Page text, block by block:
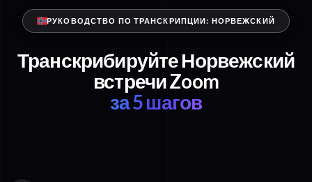
РУКОВОДСТВО ПО ТРАНСКРИПЦИИ: НОРВЕЖСКИЙ
Транскрибируйте Норвежский
встречи Zoom
за 5 шагов